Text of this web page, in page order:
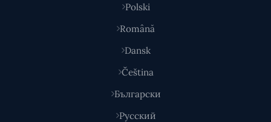
Polski
Română
Dansk
Čeština
Български
Русский